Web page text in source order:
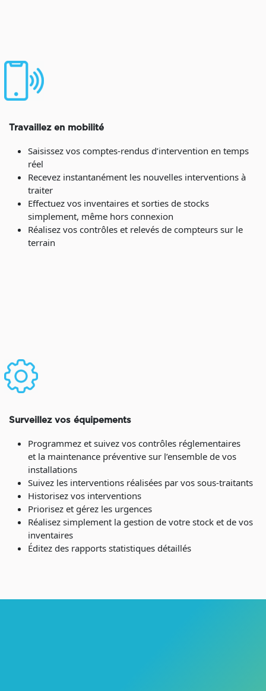
Travaillez en mobilité
Saisissez vos comptes-rendus d’intervention en temps
réel
Recevez instantanément les nouvelles interventions à
traiter
Effectuez vos inventaires et sorties de stocks
simplement, même hors connexion
Réalisez vos contrôles et relevés de compteurs sur le
terrain
Surveillez vos équipements
Programmez et suivez vos contrôles réglementaires
et la maintenance préventive sur l’ensemble de vos
installations
Suivez les interventions réalisées par vos sous-traitants
Historisez vos interventions
Priorisez et gérez les urgences
Réalisez simplement la gestion de votre stock et de vos
inventaires
Éditez des rapports statistiques détaillés